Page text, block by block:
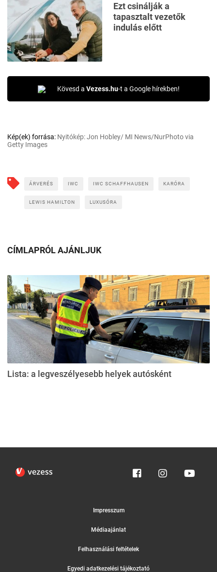
Ezt csinálják a
tapasztalt vezetők
indulás előtt
Kövesd a Vezess.hu-t a Google hírekben!
Kép(ek) forrása: Nyitókép: Jon Hobley/ MI News/NurPhoto via
Getty Images
ÁRVERÉS IWC IWC SCHAFFHAUSEN KARÓRA
LEWIS HAMILTON LUXUSÓRA
CÍMLAPRÓL AJÁNLJUK
Lista: a legveszélyesebb helyek autósként
Impresszum
Médiaajánlat
Felhasználási feltételek
Egyedi adatkezelési tájékoztató